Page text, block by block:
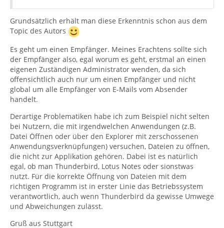
Grundsätzlich erhält man diese Erkenntnis schon aus dem
Topic des Autors
Es geht um einen Empfänger. Meines Erachtens sollte sich
der Empfänger also, egal worum es geht, erstmal an einen
eigenen Zuständigen Administrator wenden, da sich
offensichtlich auch nur um einen Empfänger und nicht
global um alle Empfänger von E-Mails vom Absender
handelt.
Derartige Problematiken habe ich zum Beispiel nicht selten
bei Nutzern, die mit irgendwelchen Anwendungen (z.B.
Datei Öffnen oder über den Explorer mit zerschossenen
Anwendungsverknüpfungen) versuchen, Dateien zu öffnen,
die nicht zur Applikation gehören. Dabei ist es natürlich
egal, ob man Thunderbird, Lotus Notes oder sionstwas
nutzt. Für die korrekte Öffnung von Dateien mit dem
richtigen Programm ist in erster Linie das Betriebssystem
verantwortlich, auch wenn Thunderbird da gewisse Umwege
und Abweichungen zulässt.
Gruß aus Stuttgart